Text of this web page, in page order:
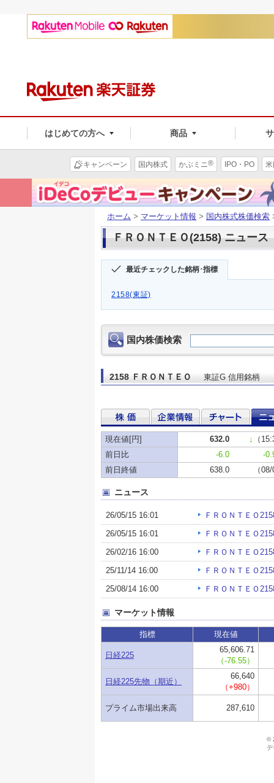
はじめての方へ 商品
キャンペーン 国内株式 かぶミニ® IPO・PO
ホーム > マーケット情報 > 国内株式株価検索
ＦＲＯＮＴＥＯ(2158) ニュース
最近チェックした銘柄･指標
2158(東証)